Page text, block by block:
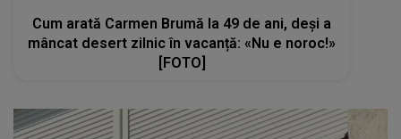
Cum arată Carmen Brumă la 49 de ani, deși a
mâncat desert zilnic în vacanță: «Nu e noroc!»
[FOTO]